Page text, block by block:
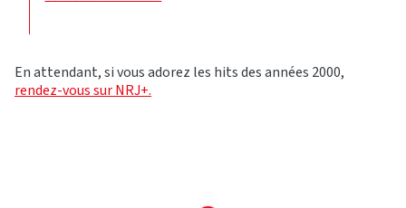
En attendant, si vous adorez les hits des années 2000,
rendez-vous sur NRJ+.